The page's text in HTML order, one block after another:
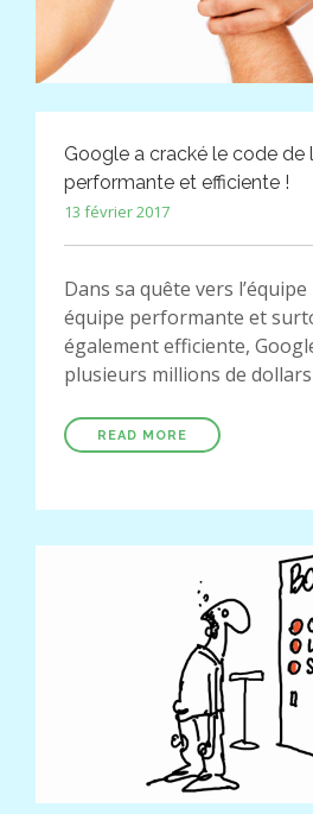
Google a cracké le code de
performante et efficiente !
13 février 2017
Dans sa quête vers l’équipe
équipe performante et
également efficiente,
plusieurs millions de
READ MORE